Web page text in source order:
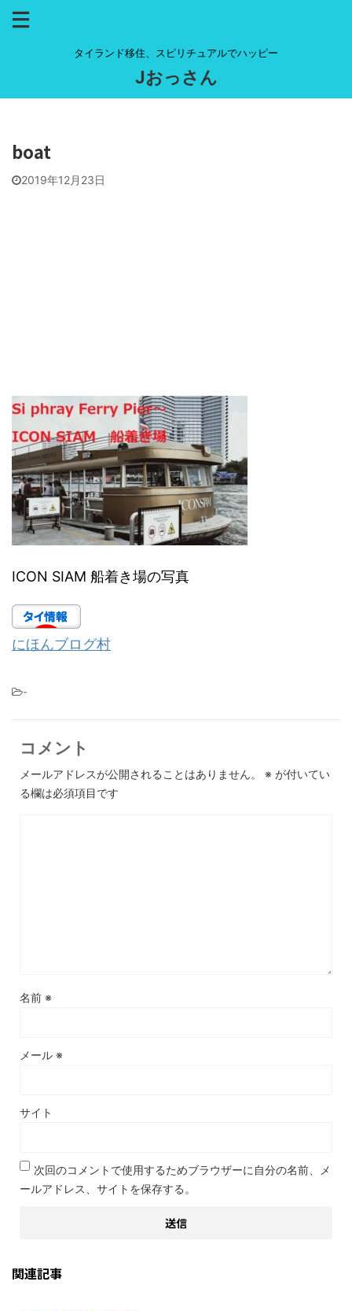
タイランド移住、スピリチュアルでハッピー
Jおっさん
boat
2019年12月23日
ICON SIAM 船着き場の写真
にほんブログ村
-
コメント
メールアドレスが公開されることはありません。 ※ が付いてい
る欄は必須項目です
名前 ※
メール ※
サイト
次回のコメントで使用するためブラウザーに自分の名前、メ
ールアドレス、サイトを保存する。
関連記事